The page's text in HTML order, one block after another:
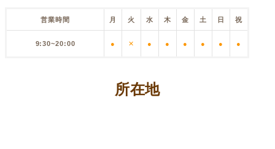
営業時間 月 火 水 木 金 土 日 祝
9:30~20:00 ● ✕ ● ● ● ● ● ●
所在地